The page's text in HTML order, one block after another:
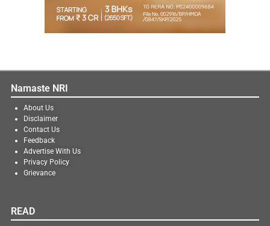
Namaste NRI
About Us
Disclaimer
Contact Us
Feedback
Advertise With Us
Privacy Policy
Grievance
READ